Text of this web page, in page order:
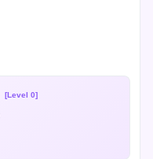
[Level 0]